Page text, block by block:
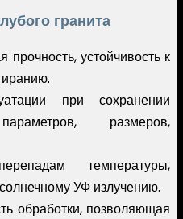
гранита
прочность, устойчивость к
при сохранении
размеров,
температуры,
УФ излучению.
обработки, позволяющая